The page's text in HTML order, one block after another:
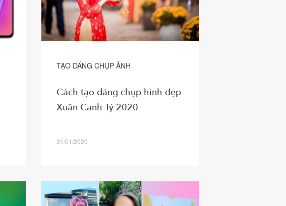
TẠO DÁNG CHỤP ẢNH
Cách tạo dáng chụp hình đẹp
Xuân Canh Tý 2020
31/01/2020